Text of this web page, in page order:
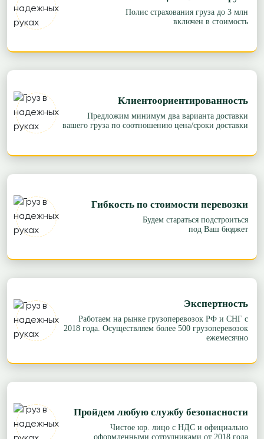
Полис страхования груза до 3 млн
включен в стоимость
Клиентоориентированность
Предложим минимум два варианта доставки
вашего груза по соотношению цена/сроки доставки
Гибкость по стоимости перевозки
Будем стараться подстроиться
под Ваш бюджет
Экспертность
Работаем на рынке грузоперевозок РФ и СНГ с
2018 года. Осуществляем более 500 грузоперевозок
ежемесячно
Пройдем любую службу безопасности
Чистое юр. лицо с НДС и официально
оформленными сотрудниками от 2018 года